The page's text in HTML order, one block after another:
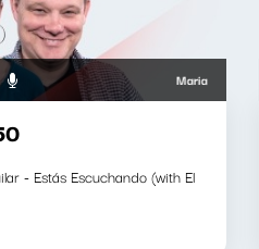
Maria
- Estás Escuchando (with El